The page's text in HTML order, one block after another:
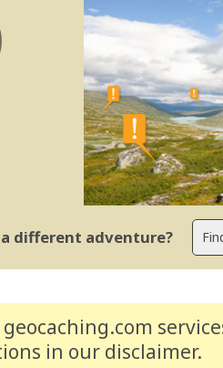
different adventure?
in our disclaimer.